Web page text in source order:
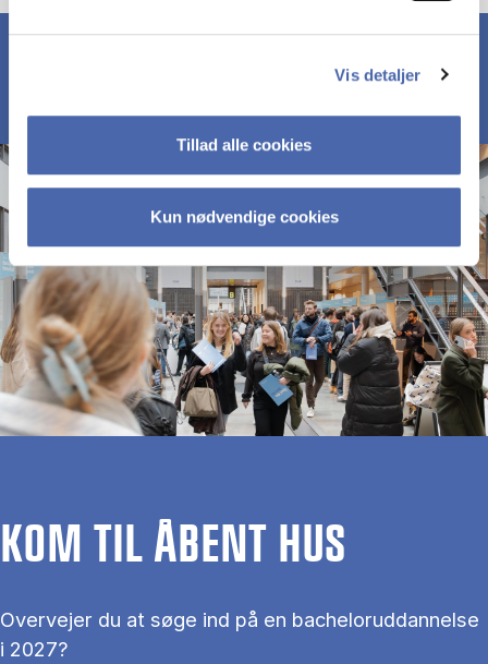
Vis detaljer
Tillad alle cookies
Kun nødvendige cookies
KOM TIL ÅBENT HUS
Overvejer du at søge ind på en bacheloruddannelse
i 2027?